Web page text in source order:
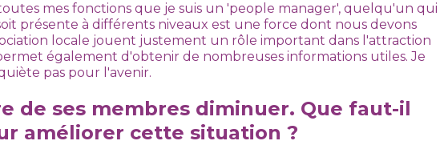
mes fonctions que je suis un 'people manager', quelqu'un qui
présente à différents niveaux est une force dont nous devons
locale jouent justement un rôle important dans l'attraction
également d'obtenir de nombreuses informations utiles. Je
pas pour l'avenir.
de ses membres diminuer. Que faut-il
améliorer cette situation ?